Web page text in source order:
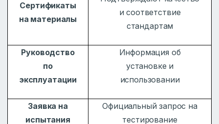
Сертификаты
на материалы
и соответствие
стандартам
Руководство
по
эксплуатации
Информация об
установке и
использовании
Заявка на
испытания
Официальный запрос на
тестирование